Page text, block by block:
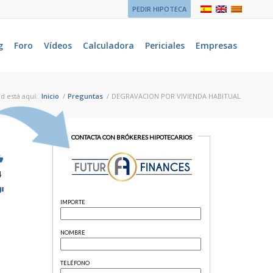
PEDIR HIPOTECA
Foro Vídeos Calculadora Periciales Empresas
está aquí: Inicio / Preguntas / DEGRAVACION POR VIVIENDA HABITUAL